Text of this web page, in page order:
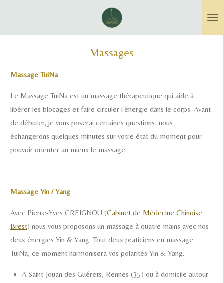
Massages
Massage TuiNa
Le Massage TuiNa est un massage thérapeutique qui aide à
libérer les blocages et faire circuler l’énergie dans le corps. Avant
de débuter, je vous poserai certaines questions, nous
échangerons quelques minutes sur votre état du moment pour
pouvoir orienter au mieux le massage.
Massage Yin / Yang
Avec Pierre-Yves CREIGNOU (Cabinet de Médecine Chinoise
Brest) nous vous proposons un massage à quatre mains avec nos
deux énergies Yin & Yang. Tout deux praticiens en massage
TuiNa, ce moment harmonisera vos polarités Yin & Yang.
A Saint-Jouan des Guérets, Rennes (35) ou à domicile autour